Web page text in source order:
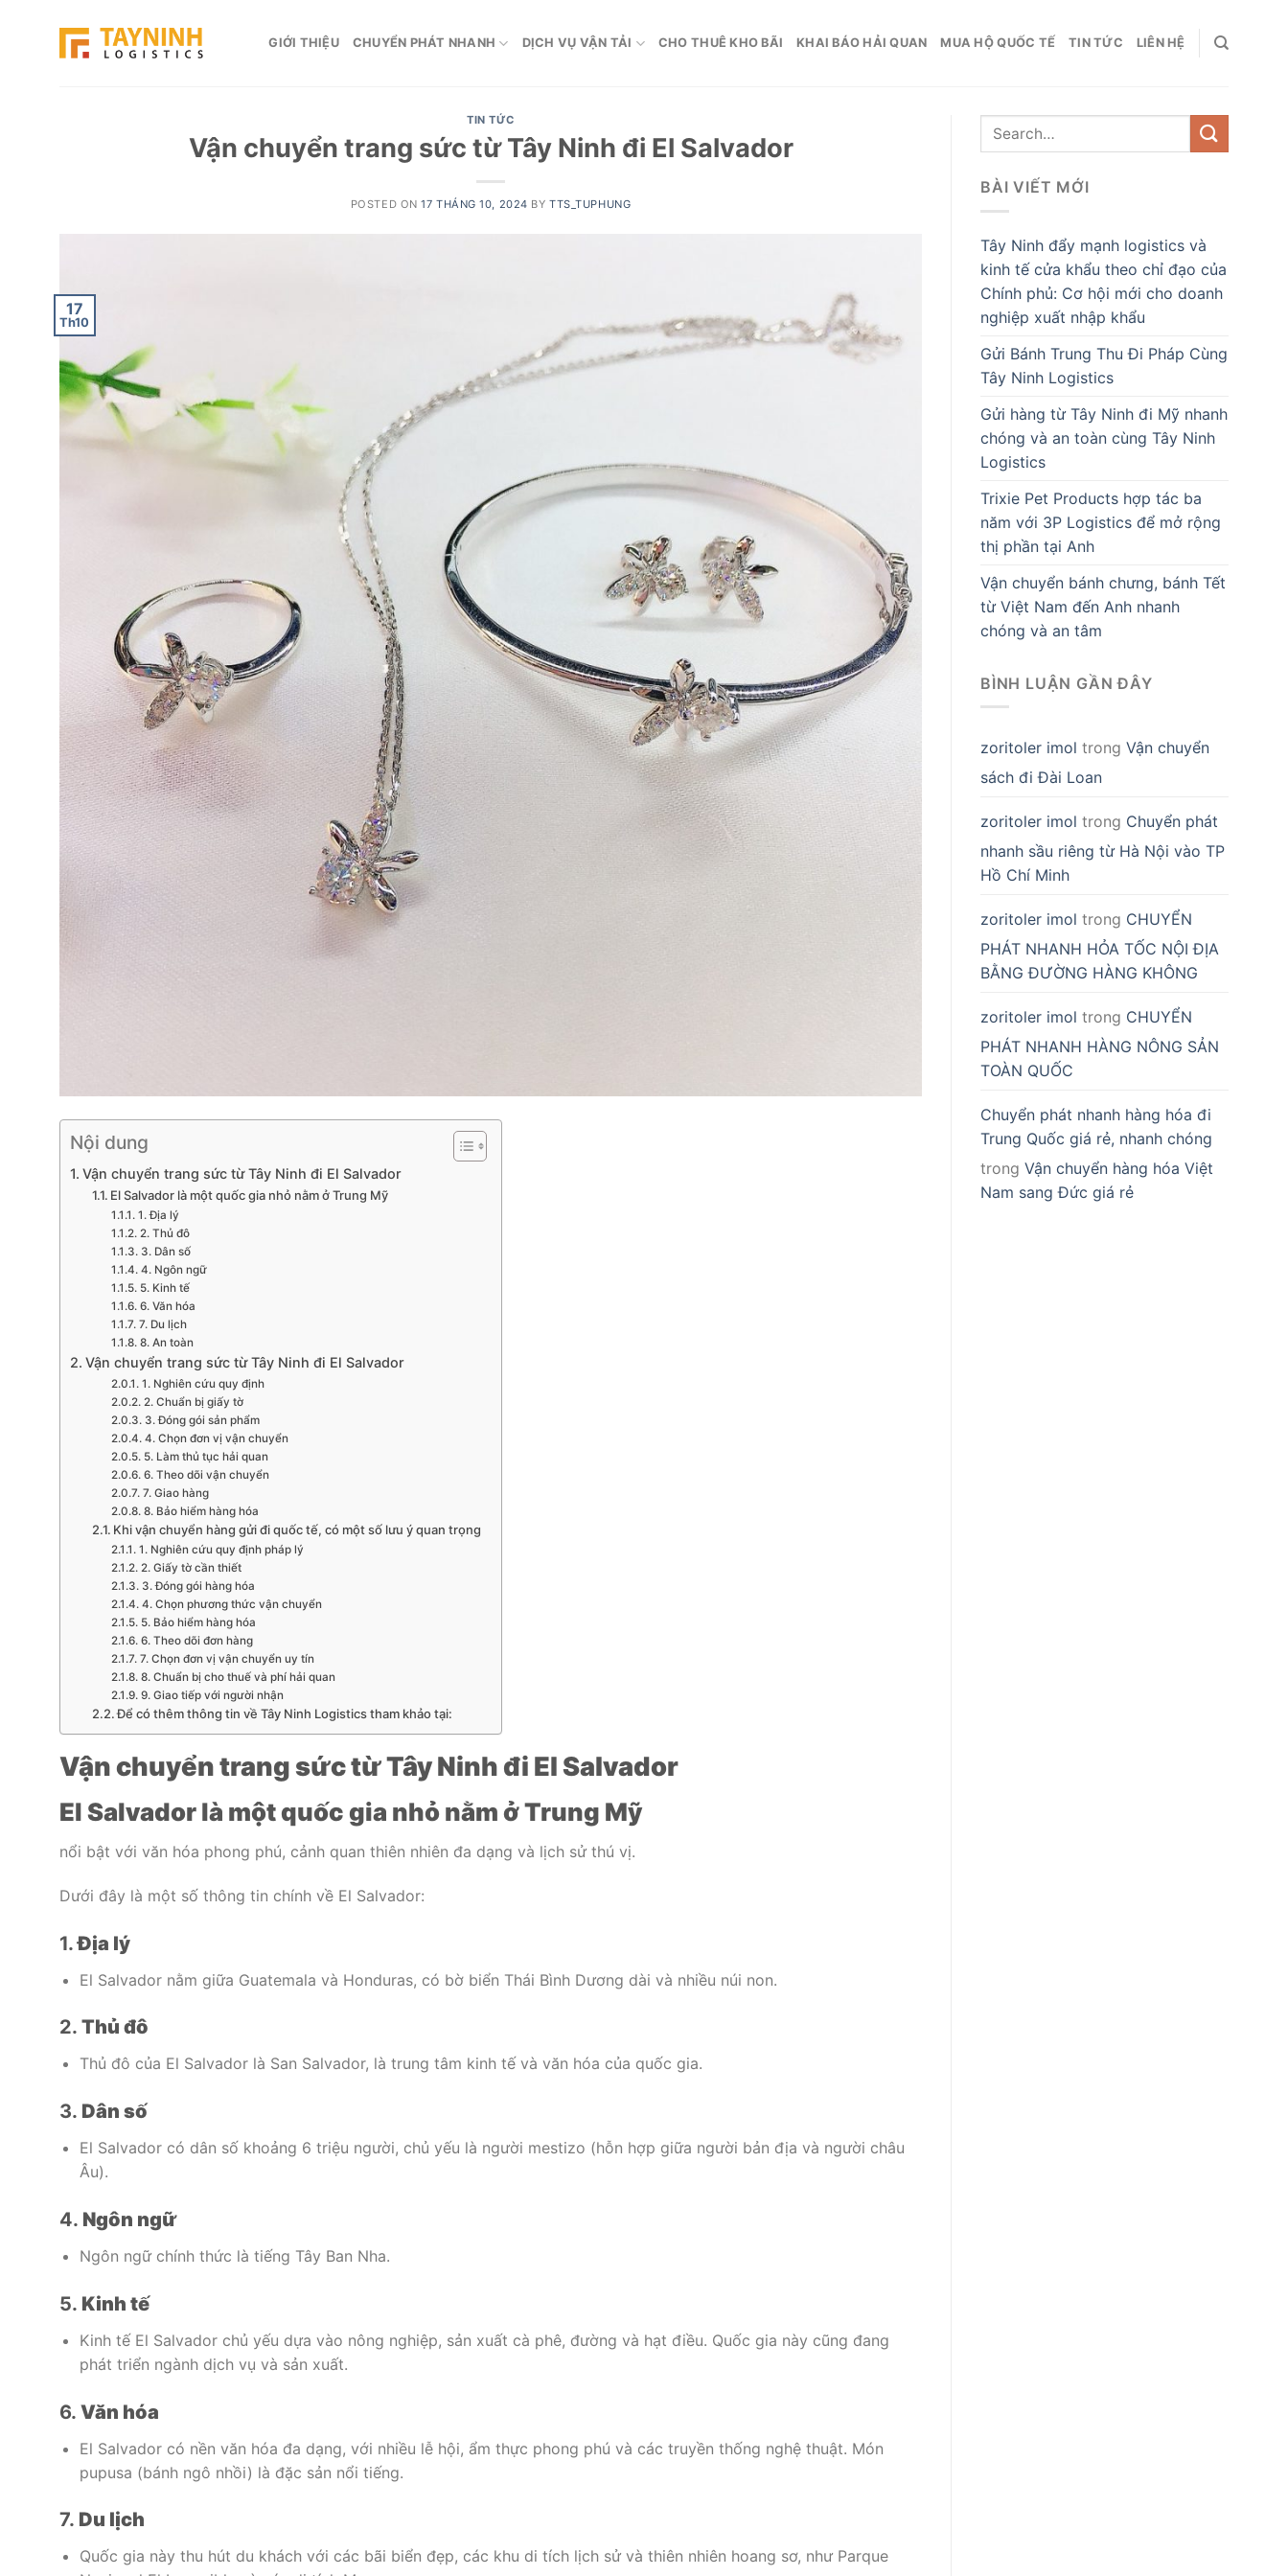
GIỚI THIỆU CHUYỂN PHÁT NHANH DỊCH VỤ VẬN TẢI CHO THUÊ KHO BÃI KHAI BÁO HẢI QUAN MUA HỘ QUỐC TẾ TIN TỨC LIÊN HỆ
TIN TỨC
Vận chuyển trang sức từ Tây Ninh đi El Salvador
POSTED ON17 THÁNG 10, 2024 BYTTS_TUPHUNG
17
Th10
Nội dung
Vận chuyển trang sức từ Tây Ninh đi El Salvador
El Salvador là một quốc gia nhỏ nằm ở Trung Mỹ
1. Địa lý
2. Thủ đô
3. Dân số
4. Ngôn ngữ
5. Kinh tế
6. Văn hóa
7. Du lịch
8. An toàn
Vận chuyển trang sức từ Tây Ninh đi El Salvador
1. Nghiên cứu quy định
2. Chuẩn bị giấy tờ
3. Đóng gói sản phẩm
4. Chọn đơn vị vận chuyển
5. Làm thủ tục hải quan
6. Theo dõi vận chuyển
7. Giao hàng
8. Bảo hiểm hàng hóa
Khi vận chuyển hàng gửi đi quốc tế, có một số lưu ý quan trọng
1. Nghiên cứu quy định pháp lý
2. Giấy tờ cần thiết
3. Đóng gói hàng hóa
4. Chọn phương thức vận chuyển
5. Bảo hiểm hàng hóa
6. Theo dõi đơn hàng
7. Chọn đơn vị vận chuyển uy tín
8. Chuẩn bị cho thuế và phí hải quan
9. Giao tiếp với người nhận
Để có thêm thông tin về Tây Ninh Logistics tham khảo tại:
Vận chuyển trang sức từ Tây Ninh đi El Salvador
El Salvador là một quốc gia nhỏ nằm ở Trung Mỹ
nổi bật với văn hóa phong phú, cảnh quan thiên nhiên đa dạng và lịch sử thú vị.
Dưới đây là một số thông tin chính về El Salvador:
1.Địa lý
El Salvador nằm giữa Guatemala và Honduras, có bờ biển Thái Bình Dương dài và nhiều núi non.
2. Thủ đô
Thủ đô của El Salvador là San Salvador, là trung tâm kinh tế và văn hóa của quốc gia.
3. Dân số
El Salvador có dân số khoảng 6 triệu người, chủ yếu là người mestizo (hỗn hợp giữa người bản địa và người châu
Âu).
4. Ngôn ngữ
Ngôn ngữ chính thức là tiếng Tây Ban Nha.
5. Kinh tế
Kinh tế El Salvador chủ yếu dựa vào nông nghiệp, sản xuất cà phê, đường và hạt điều. Quốc gia này cũng đang
phát triển ngành dịch vụ và sản xuất.
6. Văn hóa
El Salvador có nền văn hóa đa dạng, với nhiều lễ hội, ẩm thực phong phú và các truyền thống nghệ thuật. Món
pupusa (bánh ngô nhồi) là đặc sản nổi tiếng.
7. Du lịch
Quốc gia này thu hút du khách với các bãi biển đẹp, các khu di tích lịch sử và thiên nhiên hoang sơ, như Parque
BÀI VIẾT MỚI
Tây Ninh đẩy mạnh logistics và
kinh tế cửa khẩu theo chỉ đạo của
Chính phủ: Cơ hội mới cho doanh
nghiệp xuất nhập khẩu
Gửi Bánh Trung Thu Đi Pháp Cùng
Tây Ninh Logistics
Gửi hàng từ Tây Ninh đi Mỹ nhanh
chóng và an toàn cùng Tây Ninh
Logistics
Trixie Pet Products hợp tác ba
năm với 3P Logistics để mở rộng
thị phần tại Anh
Vận chuyển bánh chưng, bánh Tết
từ Việt Nam đến Anh nhanh
chóng và an tâm
BÌNH LUẬN GẦN ĐÂY
zoritoler imol trong Vận chuyển
sách đi Đài Loan
zoritoler imol trong Chuyển phát
nhanh sầu riêng từ Hà Nội vào TP
Hồ Chí Minh
zoritoler imol trong CHUYỂN
PHÁT NHANH HỎA TỐC NỘI ĐỊA
BẰNG ĐƯỜNG HÀNG KHÔNG
zoritoler imol trong CHUYỂN
PHÁT NHANH HÀNG NÔNG SẢN
TOÀN QUỐC
Chuyển phát nhanh hàng hóa đi
Trung Quốc giá rẻ, nhanh chóng
trong Vận chuyển hàng hóa Việt
Nam sang Đức giá rẻ